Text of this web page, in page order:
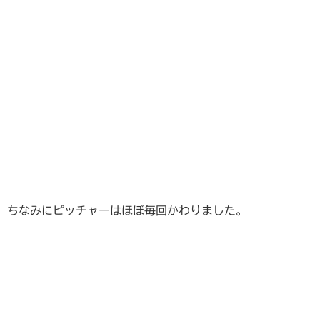
ちなみにピッチャーはほぼ毎回かわりました。